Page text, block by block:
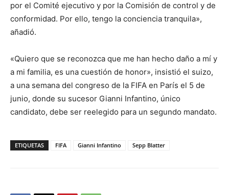
por el Comité ejecutivo y por la Comisión de control y de
conformidad. Por ello, tengo la conciencia tranquila»,
añadió.
«Quiero que se reconozca que me han hecho daño a mí y
a mi familia, es una cuestión de honor», insistió el suizo,
a una semana del congreso de la FIFA en París el 5 de
junio, donde su sucesor Gianni Infantino, único
candidato, debe ser reelegido para un segundo mandato.
ETIQUETAS FIFA Gianni Infantino Sepp Blatter